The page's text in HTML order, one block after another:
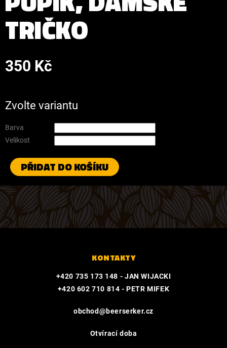
TRIČKO
350 Kč
Zvolte variantu
Barva
Velikost
PŘIDAT DO KOŠÍKU
Z
Á
P
A
KONTAKTY
+420 735 173 148 - JAN WIJACKI
+420 602 710 814 - PETR MIFEK
obchod@beerserker.cz
Otvírací doba